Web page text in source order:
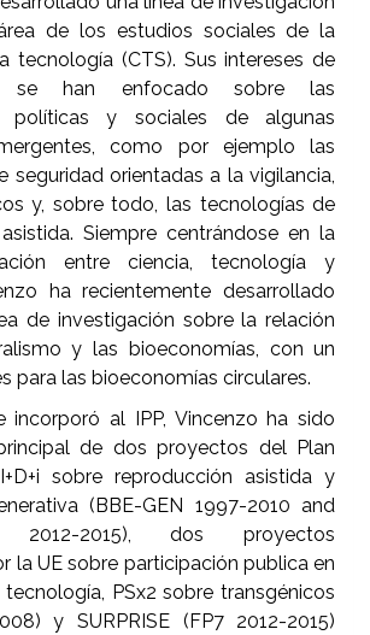
de los estudios sociales de la
tecnología (CTS). Sus intereses de
se han enfocado sobre las
políticas y sociales de algunas
como por ejemplo las
seguridad orientadas a la vigilancia,
y, sobre todo, las tecnologías de
Siempre centrándose en la
entre ciencia, tecnología y
ha recientemente desarrollado
de investigación sobre la relación
y las bioeconomías, con un
para las bioeconomías circulares.
incorporó al IPP, Vincenzo ha sido
de dos proyectos del Plan
sobre reproducción asistida y
(BBE-GEN 1997-2010 and
2012-2015), dos proyectos
la UE sobre participación publica en
PSx2 sobre transgénicos
y SURPRISE (FP7 2012-2015)